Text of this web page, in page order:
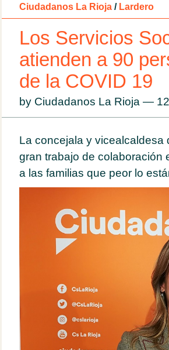
Ciudadanos La Rioja / Lardero
Los Servicios
atienden a 90
de la COVID 19
by Ciudadanos La Rioja —
La concejala y vicealcaldesa
gran trabajo de colaboración
a las familias que peor lo